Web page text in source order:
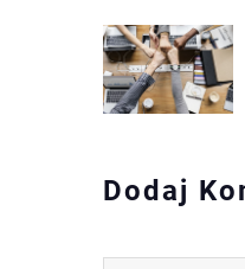
Dodaj